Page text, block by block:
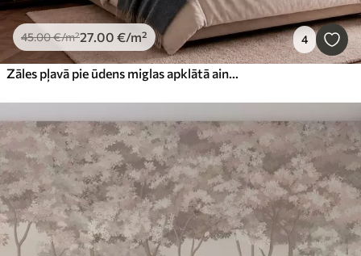
45.00€/m²27.00 €/m² 4
Zāles pļavā pie ūdens miglas apklātā ainavā